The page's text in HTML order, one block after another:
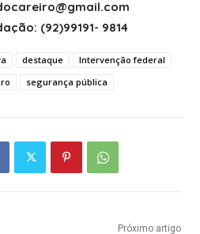
(92)99191- 9814
destaque
Intervenção federal
segurança pública
Próximo artigo